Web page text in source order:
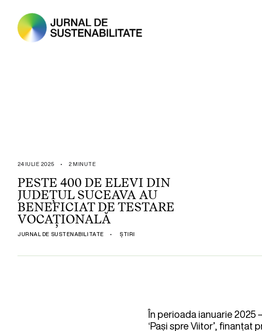
24 IULIE 2025 • 2 MINUTE
PESTE 400 DE ELEVI DIN
JUDEȚUL SUCEAVA AU
BENEFICIAT DE TESTARE
VOCAȚIONALĂ
JURNAL DE SUSTENABILITATE • ȘTIRI
În perioada ianuarie 2025
‘Pași spre Viitor’,